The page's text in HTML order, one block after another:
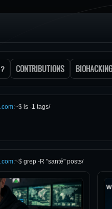
CONTRIBUTIONS BIOHACKING
:~$ ls -1 tags/
:~$ grep -R "santé" posts/